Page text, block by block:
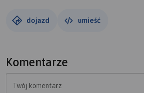
dojazd umieść
Komentarze
Twój komentarz